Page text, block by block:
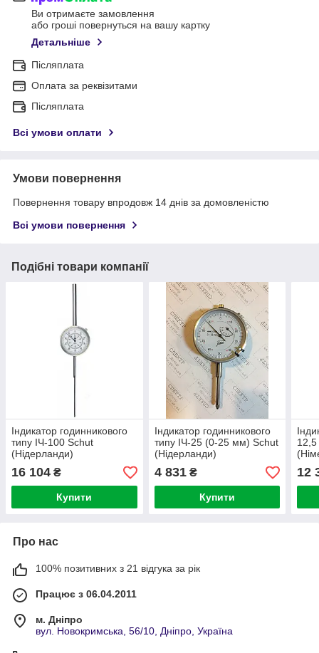
Ви отримаєте замовлення
або гроші повернуться на вашу картку
Детальніше
Післяплата
Оплата за реквізитами
Післяплата
Всі умови оплати
Умови повернення
Повернення товару впродовж 14 днів за домовленістю
Всі умови повернення
Подібні товари компанії
Індикатор годинникового
типу ІЧ-100 Schut
(Нідерланди)
16 104 ₴
Купити
Індикатор годинникового
типу ІЧ-25 (0-25 мм) Schut
(Нідерланди)
4 831₴
Купити
12
Про нас
100% позитивних з 21 відгука за рік
Працює з 06.04.2011
м. Дніпро
вул. Новокримська, 56/10, Дніпро, Україна